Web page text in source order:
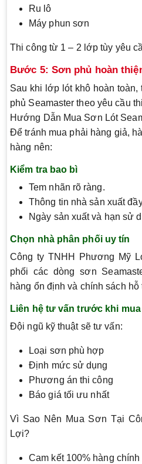
Ru lô
Máy phun sơn
Thi công từ 1 – 2 lớp tùy yêu
Bước 5: Sơn phủ hoàn
Sau khi lớp lót khô hoàn
phủ Seamaster theo yêu cầu
Hướng Dẫn Mua Sơn Lót
Để tránh mua phải hàng giả,
hàng nên:
Kiểm tra bao bì
Tem nhãn rõ ràng.
Thông tin nhà sản xuất
Ngày sản xuất và hạn sử
Chọn nhà phân phối uy tín
Công ty TNHH Phương Mỹ
phối các dòng sơn
hàng ổn định và chính sách hỗ
Liên hệ tư vấn trước khi mua
Đội ngũ kỹ thuật sẽ tư vấn:
Loại sơn phù hợp
Định mức sử dụng
Phương án thi công
Báo giá tối ưu nhất
Vì Sao Nên Mua Sơn Tại
Lợi?
Cam kết 100% hàng chính